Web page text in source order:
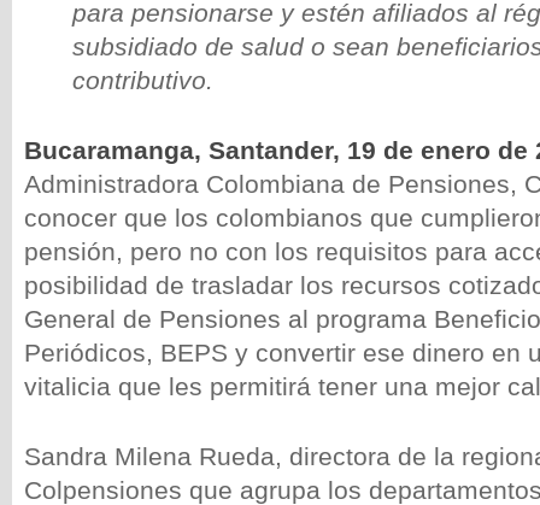
para pensionarse y estén afiliados al
subsidiado de salud o sean
contributivo.
Bucaramanga, Santander, 19 de enero de
Administradora Colombiana de Pensiones,
conocer que los colombianos que
pensión, pero no con los requisitos para
posibilidad de trasladar los recursos
General de Pensiones al programa
Periódicos, BEPS y convertir ese dinero en
vitalicia que les permitirá tener una mejor
Sandra Milena Rueda, directora de la
Colpensiones que agrupa los